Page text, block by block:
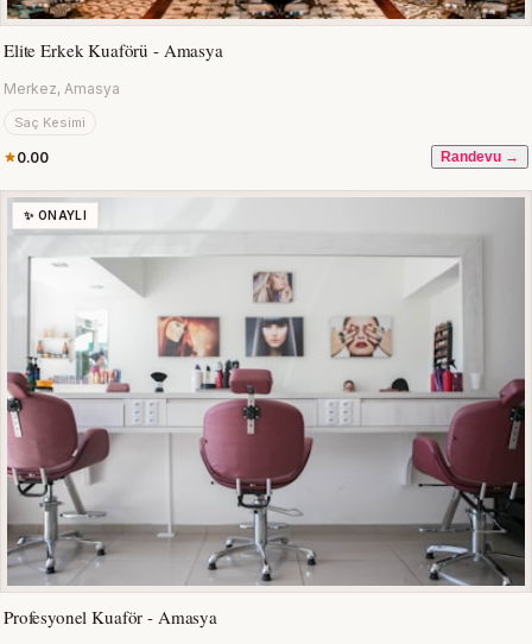
Elite Erkek Kuaförü - Amasya
Merkez, Amasya
Saç Kesimi
0.00 Randevu →
✨ ONAYLI
Profesyonel Kuaför - Amasya